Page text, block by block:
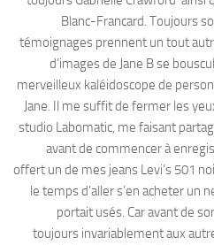
Blanc-Francard. Toujours
témoignages prennent un tout
d’images de Jane B se
merveilleux kaléidoscope de
Jane. Il me suffit de fermer les
studio Labomatic, me faisant
avant de commencer à
offert un de mes jeans Levi’s 501
le temps d’aller s’en acheter un
portait usés. Car avant de
toujours invariablement aux